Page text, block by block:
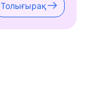
Толығырақ